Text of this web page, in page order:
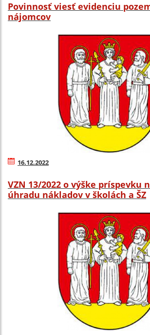
Povinnosť viesť evidenciu
nájomcov
16.12.2022
VZN 13/2022 o výške príspevku
úhradu nákladov v školách a ŠZ